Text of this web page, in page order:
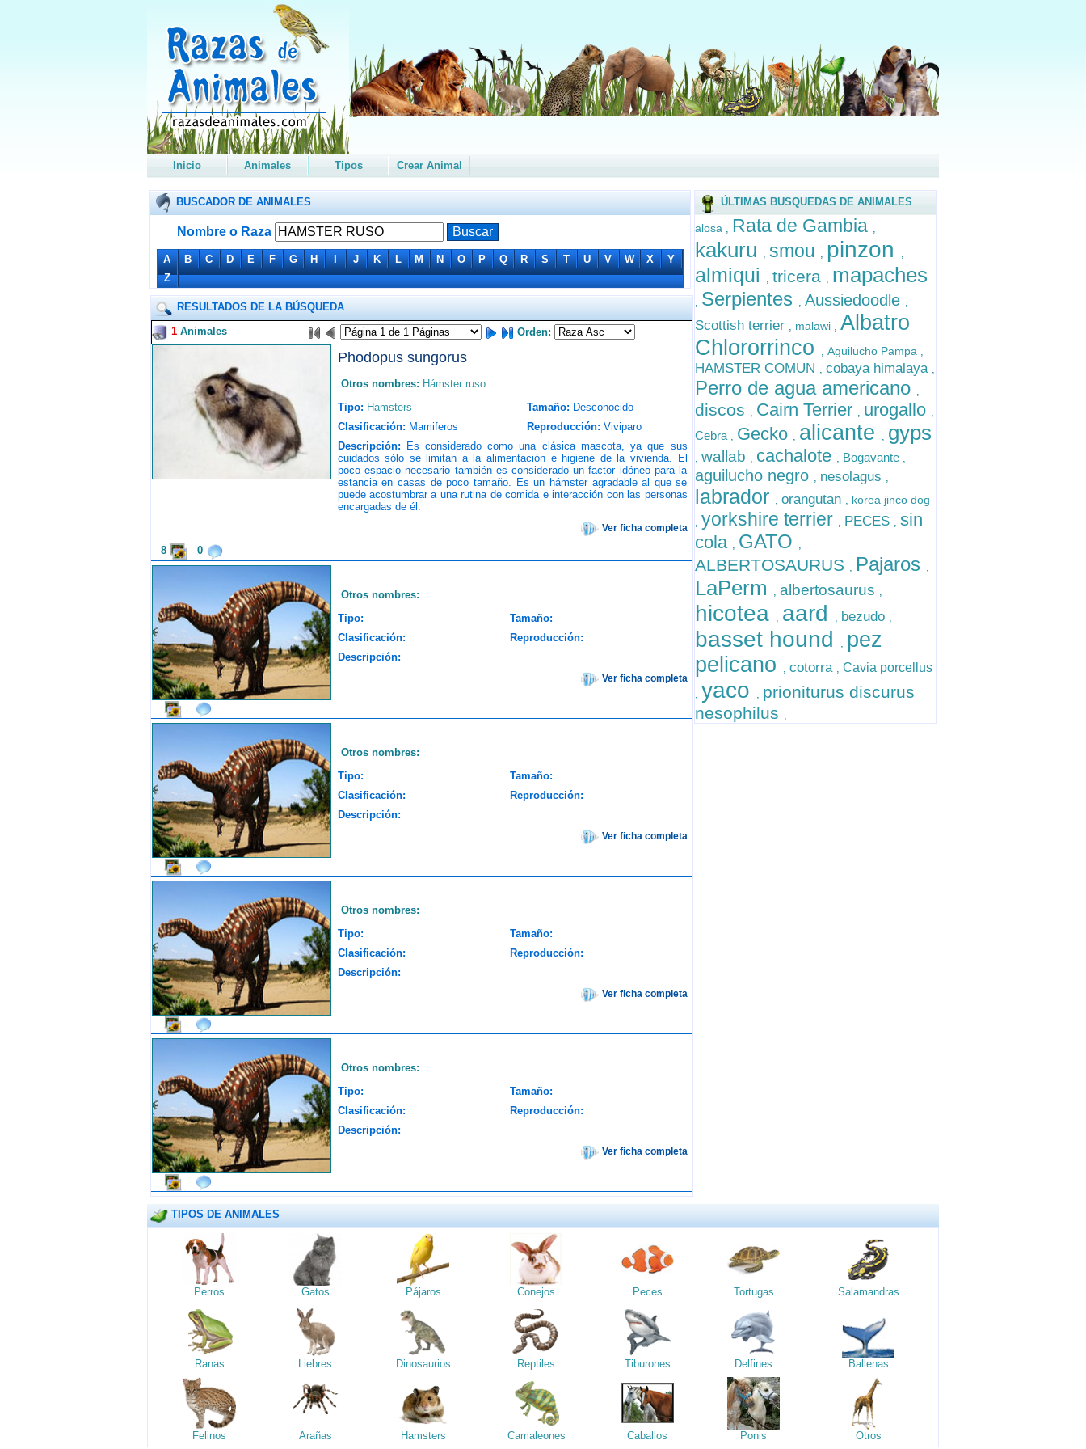
Inicio Animales Tipos Crear Animal
BUSCADOR DE ANIMALES
Nombre o Raza
A B C D E F G H I J K L M N O P Q R S T U V W X
Y
Z
ÚLTIMAS BUSQUEDAS DE ANIMALES
alosa , Rata de Gambia ,
kakuru , smou , pinzon ,
almiqui , tricera , mapaches
, Serpientes , Aussiedoodle ,
Scottish terrier , malawi , Albatro
Chlororrinco
, Aguilucho Pampa ,
HAMSTER COMUN , cobaya himalaya ,
Perro de agua americano ,
discos , Cairn Terrier , urogallo ,
Cebra , Gecko , alicante , gyps
, wallab , cachalote , Bogavante ,
aguilucho negro , nesolagus ,
labrador , orangutan , korea jinco dog
, yorkshire terrier , PECES , sin
cola , GATO ,
ALBERTOSAURUS , Pajaros ,
LaPerm , albertosaurus ,
hicotea , aard , bezudo ,
basset hound , pez
pelicano
, cotorra , Cavia porcellus
, yaco , prioniturus discurus
nesophilus ,
RESULTADOS DE LA BÚSQUEDA
1Animales Orden:
Phodopus sungorus
Otros nombres: Hámster ruso
Tipo: Hamsters Tamaño: Desconocido
Clasificación: Mamiferos Reproducción: Viviparo
Descripción: Es considerado como una clásica mascota, ya que sus
cuidados sólo se limitan a la alimentación e higiene de la vivienda. El
poco espacio necesario también es considerado un factor idóneo para la
estancia en casas de poco tamaño. Es un hámster agradable al que se
puede acostumbrar a una rutina de comida e interacción con las personas
encargadas de él.
Ver ficha completa
8 0
Otros nombres:
Tipo:
Tamaño:
Clasificación:
Reproducción:
Descripción:
Ver ficha completa
Otros nombres:
Tipo:
Tamaño:
Clasificación:
Reproducción:
Descripción:
Ver ficha completa
Otros nombres:
Tipo:
Tamaño:
Clasificación:
Reproducción:
Descripción:
Ver ficha completa
Otros nombres:
Tipo:
Tamaño:
Clasificación:
Reproducción:
Descripción:
Ver ficha completa
TIPOS DE ANIMALES
Perros Gatos Pájaros Conejos Peces Tortugas Salamandras
Ranas Liebres Dinosaurios Reptiles Tiburones Delfines Ballenas
Felinos Arañas Hamsters Camaleones Caballos Ponis Otros